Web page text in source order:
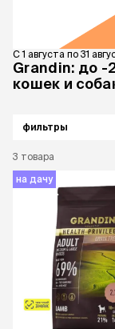
С 1 августа по 31
Grandin: до -
кошек и
3 товара
фильтры
на дачу